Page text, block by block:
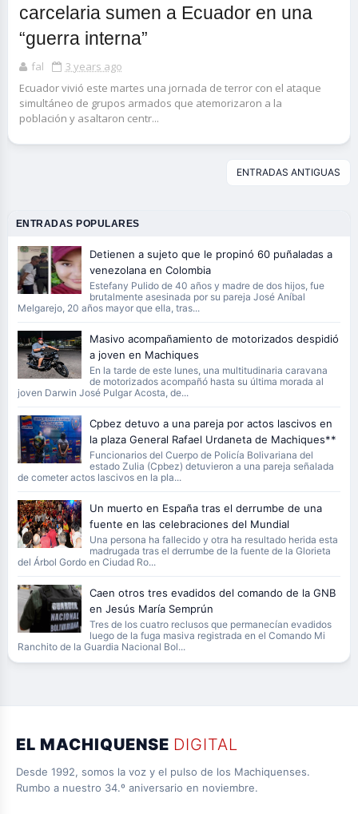
carcelaria sumen a Ecuador en una
“guerra interna”
fal
3 years ago
Ecuador vivió este martes una jornada de terror con el ataque
simultáneo de grupos armados que atemorizaron a la
población y asaltaron centr...
ENTRADAS ANTIGUAS
ENTRADAS POPULARES
Detienen a sujeto que le propinó 60 puñaladas a
venezolana en Colombia
Estefany Pulido de 40 años y madre de dos hijos, fue
brutalmente asesinada por su pareja José Aníbal
Melgarejo, 20 años mayor que ella, tras...
Masivo acompañamiento de motorizados despidió
a joven en Machiques
En la tarde de este lunes, una multitudinaria caravana
de motorizados acompañó hasta su última morada al
joven Darwin José Pulgar Acosta, de...
Cpbez detuvo a una pareja por actos lascivos en
la plaza General Rafael Urdaneta de Machiques**
Funcionarios del Cuerpo de Policía Bolivariana del
estado Zulia (Cpbez) detuvieron a una pareja señalada
de cometer actos lascivos en la pla...
Un muerto en España tras el derrumbe de una
fuente en las celebraciones del Mundial
Una persona ha fallecido y otra ha resultado herida esta
madrugada tras el derrumbe de la fuente de la Glorieta
del Árbol Gordo en Ciudad Ro...
Caen otros tres evadidos del comando de la GNB
en Jesús María Semprún
Tres de los cuatro reclusos que permanecían evadidos
luego de la fuga masiva registrada en el Comando Mi
Ranchito de la Guardia Nacional Bol...
EL MACHIQUENSE DIGITAL
Desde 1992, somos la voz y el pulso de los Machiquenses.
Rumbo a nuestro 34.º aniversario en noviembre.